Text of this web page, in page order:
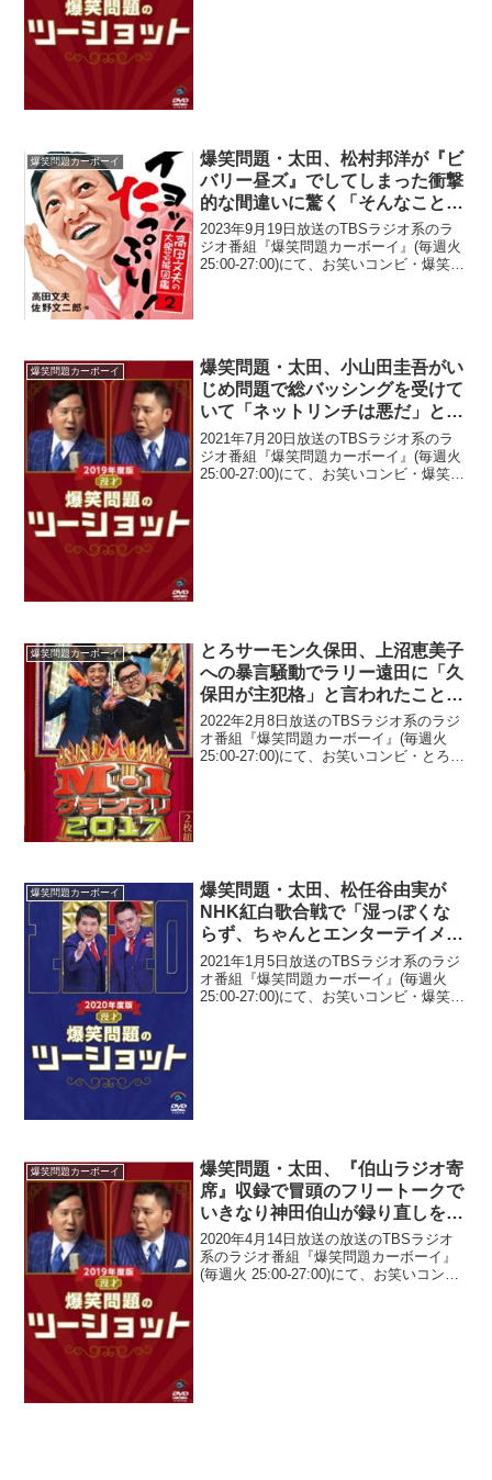
爆笑問題カーボーイ
爆笑問題・太田、松村邦洋が『ビ
バリー昼ズ』でしてしまった衝撃
的な間違いに驚く「そんなことあ
るんだ」
2023年9月19日放送のTBSラジオ系のラ
ジオ番組『爆笑問題カーボーイ』(毎週火
25:00-27:00)にて、お笑いコンビ・爆笑問
爆笑問題カーボーイ
爆笑問題・太田、小山田圭吾がい
じめ問題で総バッシングを受けて
いて「ネットリンチは悪だ」とい
う価値観の近未来になったら「今
叩いている人々は、過去の自分と
どう向き合うのかな？」
2021年7月20日放送のTBSラジオ系のラ
ジオ番組『爆笑問題カーボーイ』(毎週火
25:00-27:00)にて、お笑いコンビ・爆笑問
爆笑問題カーボーイ
とろサーモン久保田、上沼恵美子
への暴言騒動でラリー遠田に「久
保田が主犯格」と言われたことで
激怒「おい、聞いてるか、ラリー
遠田。お前が判断すな！」
2022年2月8日放送のTBSラジオ系のラジ
オ番組『爆笑問題カーボーイ』(毎週火
25:00-27:00)にて、お笑いコンビ・とろサ
爆笑問題カーボーイ
爆笑問題・太田、松任谷由実が
NHK紅白歌合戦で「湿っぽくな
らず、ちゃんとエンターテイメン
トとしてライトに」歌っていたこ
とを称賛
2021年1月5日放送のTBSラジオ系のラジ
オ番組『爆笑問題カーボーイ』(毎週火
25:00-27:00)にて、お笑いコンビ・爆笑問
爆笑問題カーボーイ
爆笑問題・太田、『伯山ラジオ寄
席』収録で冒頭のフリートークで
いきなり神田伯山が録り直しを要
求したことに怒り「いい加減にし
ろよ」
2020年4月14日放送の放送のTBSラジオ
系のラジオ番組『爆笑問題カーボーイ』
(毎週火 25:00-27:00)にて、お笑いコン